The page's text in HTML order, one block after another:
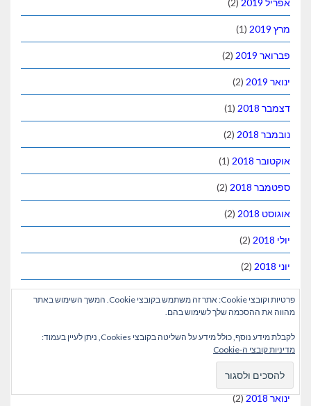
אפריל 2019 (2)
מרץ 2019 (1)
פברואר 2019 (2)
ינואר 2019 (2)
דצמבר 2018 (1)
נובמבר 2018 (2)
אוקטובר 2018 (1)
ספטמבר 2018 (2)
אוגוסט 2018 (2)
יולי 2018 (2)
יוני 2018 (2)
מאי 2018 (2)
אפריל 2018 (2)
מרץ 2018 (2)
פברואר 2018 (1)
ינואר 2018 (2)
פרטיות וקובצי Cookie: אתר זה משתמש בקובצי Cookie. המשך השימוש באתר
מהווה את ההסכמה שלך לשימוש בהם.
לקבלת מידע נוסף, כולל מידע על השליטה בקובצי Cookies, ניתן לעיין בעמוד:
מדיניות קובצי ה-Cookie